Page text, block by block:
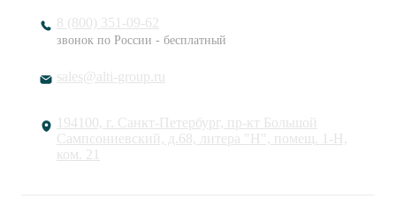
8 (800) 351-09-62
звонок по России - бесплатный
sales@alti-group.ru
194100, г. Санкт-Петербург, пр-кт Большой
Сампсониевский, д.68, литера "Н", помещ. 1-Н,
ком. 21